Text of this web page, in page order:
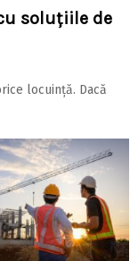
soluțiile de
locuință. Dacă